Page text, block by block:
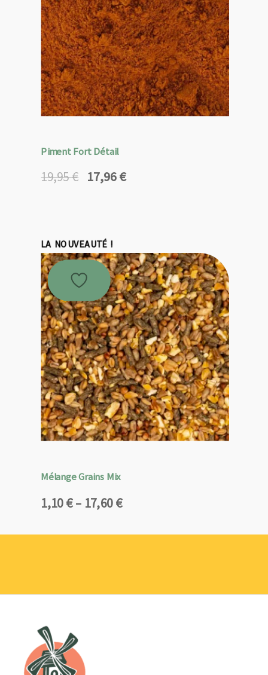
Piment Fort Détail
19,95€
Le
19,95 €.
17,96€
Le
17,96 €.
LA NOUVEAUTÉ !
Mélange Grains Mix
1,10€– 17,60€
Plage
prix :